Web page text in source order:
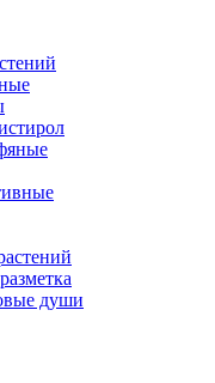
души